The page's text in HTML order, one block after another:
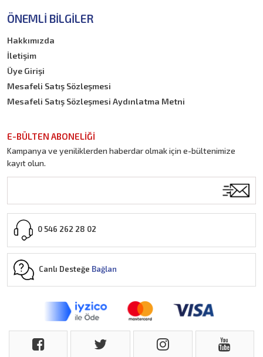
ÖNEMLI BILGILER
Hakkımızda
İletişim
Üye Girişi
Mesafeli Satış Sözleşmesi
Mesafeli Satış Sözleşmesi Aydınlatma Metni
E-BÜLTEN ABONELİĞİ
Kampanya ve yeniliklerden haberdar olmak için e-bültenimize
kayıt olun.
0 546 262 28 02
Canlı Desteğe Bağlan